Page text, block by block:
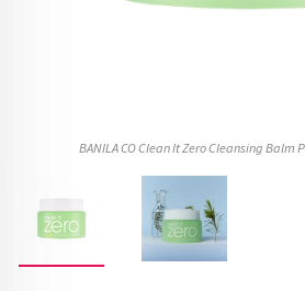
BANILA CO Clean It Zero Cleansing Balm